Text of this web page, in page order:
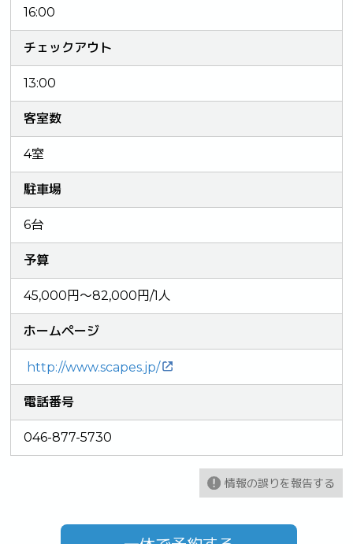
16:00
チェックアウト
13:00
客室数
4室
駐車場
6台
予算
45,000円～82,000円/1人
ホームページ
http://www.scapes.jp/
電話番号
046-877-5730
情報の誤りを報告する